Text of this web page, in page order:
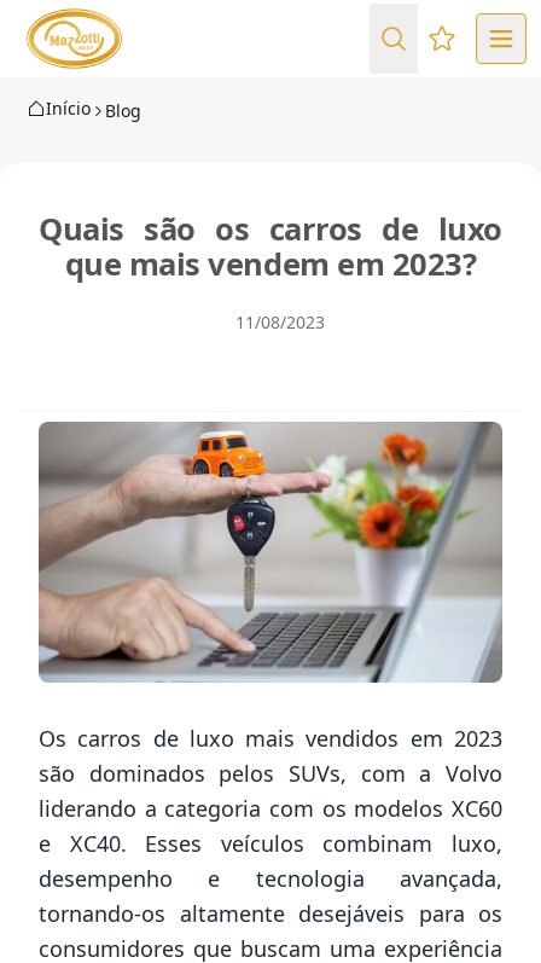
Favoritos
Início Blog
Quais são os carros de luxo
que mais vendem em 2023?
11/08/2023
Os carros de luxo mais vendidos em 2023
são dominados pelos SUVs, com a Volvo
liderando a categoria com os modelos XC60
e XC40. Esses veículos combinam luxo,
desempenho e tecnologia avançada,
tornando-os altamente desejáveis para os
consumidores que buscam uma experiência